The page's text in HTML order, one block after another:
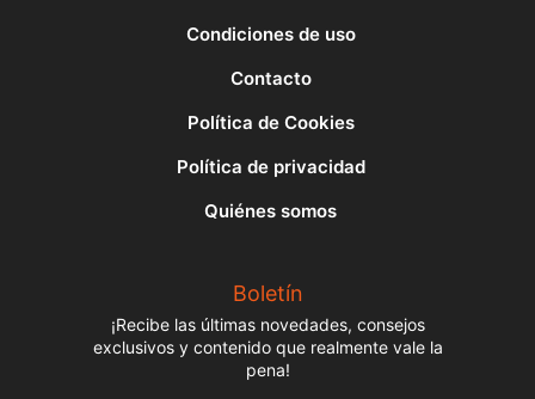
Condiciones de uso
Contacto
Política de Cookies
Política de privacidad
Quiénes somos
Boletín
¡Recibe las últimas novedades, consejos
exclusivos y contenido que realmente vale la
pena!